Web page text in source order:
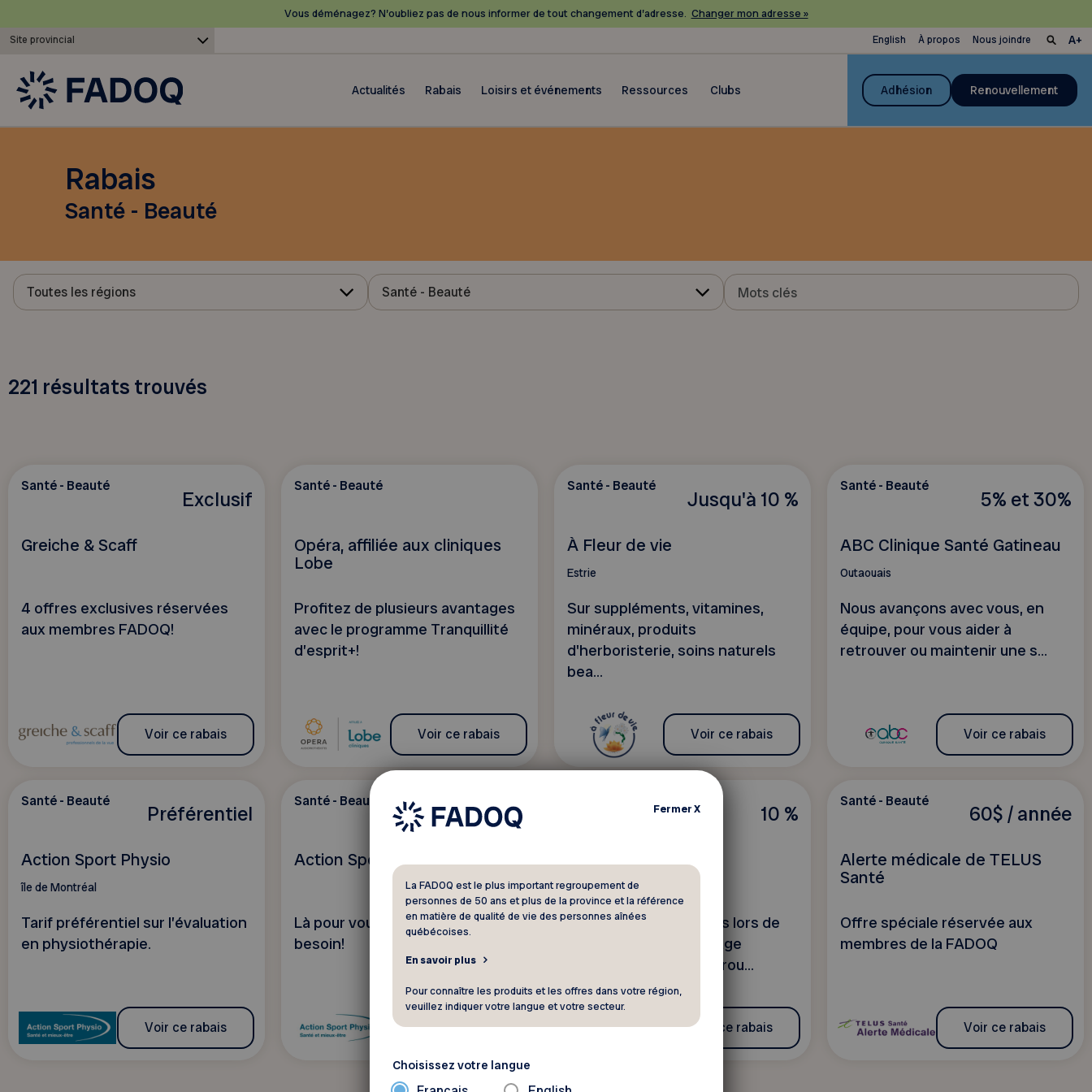
Vous déménagez? N’oubliez pas de nous informer de tout changement d’adresse. Changer mon adresse »
Site provincial English À propos Nous joindre
Actualités Rabais Loisirs et événements Ressources Clubs Adhésion Renouvellement
Rabais
Santé - Beauté
Toutes les régions Santé - Beauté
221 résultats trouvés
Exclusif
Santé - Beauté
Greiche & Scaff
4 offres exclusives réservées
aux membres FADOQ!
Voir ce rabais
Santé - Beauté
Opéra, affiliée aux cliniques
Lobe
Profitez de plusieurs avantages
avec le programme Tranquillité
d’esprit+!
Voir ce rabais
Jusqu'à 10 %
Santé - Beauté
À Fleur de vie
Estrie
Sur suppléments, vitamines,
minéraux, produits
d'herboristerie, soins naturels
bea...
Voir ce rabais
5% et 30%
Santé - Beauté
ABC Clinique Santé Gatineau
Outaouais
Nous avançons avec vous, en
équipe, pour vous aider à
retrouver ou maintenir une s...
Voir ce rabais
Préférentiel
Santé - Beauté
Action Sport Physio
île de Montréal
Tarif préférentiel sur l’évaluation
en physiothérapie.
Voir ce rabais
Tarif spécial
Santé - Beauté
Action Sport Physio
Là pour vous quand vous en avez
besoin!
Voir ce rabais
10 %
Air Costmetik inc.
Outaouais
Obtenez 10 % de rabais lors de
vos achats de maquillage
airbrush, accessoires, rou...
Voir ce rabais
60$ / année
Santé - Beauté
Alerte médicale de TELUS
Santé
Offre spéciale réservée aux
membres de la FADOQ
Voir ce rabais
FermerX
La FADOQ est le plus important regroupement de
personnes de 50 ans et plus de la province et la référence
en matière de qualité de vie des personnes aînées
québécoises.
En savoir plus
Pour connaître les produits et les offres dans votre région,
veuillez indiquer votre langue et votre secteur.
Choisissez votre langue